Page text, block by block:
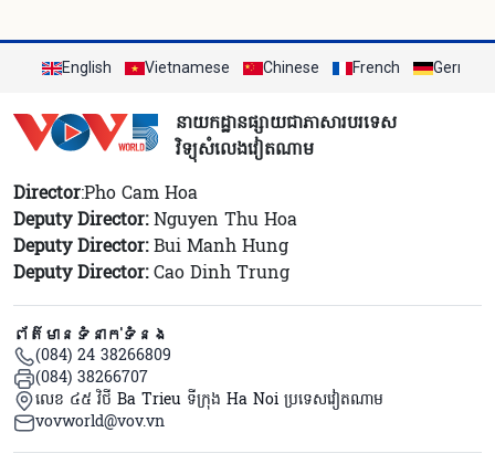
English Vietnamese Chinese French German
នាយកដ្ឋានផ្សាយជាភាសារបរទេស
វិទ្យុសំលេងវៀតណាម
Director:Pho Cam Hoa
Deputy Director:Nguyen Thu Hoa
Deputy Director:Bui Manh Hung
Deputy Director:Cao Dinh Trung
ព័ត៌មានទំនាក់ទំនង
(084) 24 38266809
(084) 38266707
លេខ ៤៥ វិថី Ba Trieu ទីក្រុង Ha Noi ប្រទេសវៀតណាម
vovworld@vov.vn